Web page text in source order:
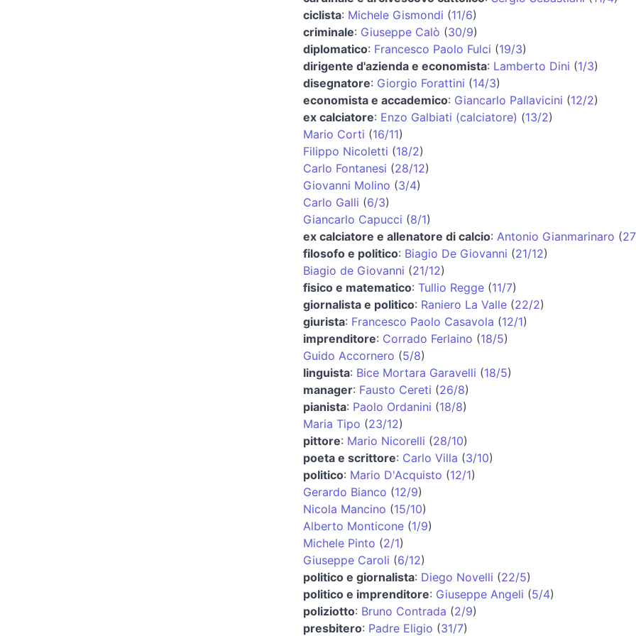
ciclista: Michele Gismondi (11/6)
criminale: Giuseppe Calò (30/9)
diplomatico: Francesco Paolo Fulci (19/3)
dirigente d'azienda e economista: Lamberto Dini (1/3)
disegnatore: Giorgio Forattini (14/3)
economista e accademico: Giancarlo Pallavicini (12/2)
ex calciatore: Enzo Galbiati (calciatore) (13/2)
Mario Corti (16/11)
Filippo Nicoletti (18/2)
Carlo Fontanesi (28/12)
Giovanni Molino (3/4)
Carlo Galli (6/3)
Giancarlo Capucci (8/1)
ex calciatore e allenatore di calcio: Antonio Gianmarinaro (
filosofo e politico: Biagio De Giovanni (21/12)
Biagio de Giovanni (21/12)
fisico e matematico: Tullio Regge(11/7)
giornalista e politico: Raniero La Valle(22/2)
giurista: Francesco Paolo Casavola (12/1)
imprenditore: Corrado Ferlaino (18/5)
Guido Accornero (5/8)
linguista: Bice Mortara Garavelli (18/5)
manager: Fausto Cereti (26/8)
pianista: Paolo Ordanini (18/8)
Maria Tipo (23/12)
pittore: Mario Nicorelli (28/10)
poeta e scrittore: Carlo Villa (3/10)
politico: Mario D'Acquisto (12/1)
Gerardo Bianco (12/9)
Nicola Mancino (15/10)
Alberto Monticone(1/9)
Michele Pinto (2/1)
Giuseppe Caroli (6/12)
politico e giornalista: Diego Novelli (22/5)
politico e imprenditore: Giuseppe Angeli (5/4)
poliziotto: Bruno Contrada (2/9)
presbitero: Padre Eligio (31/7)